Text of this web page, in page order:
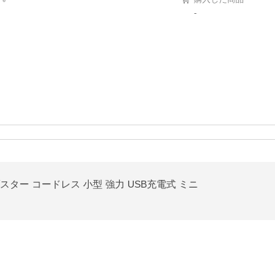
-
ター コードレス 小型 強力 USB充電式 ミニ